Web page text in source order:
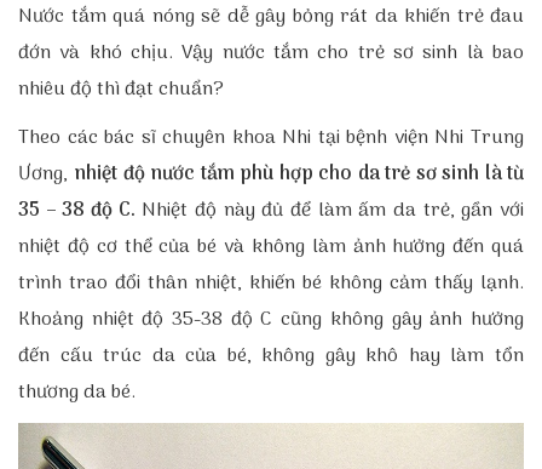
Nước tắm quá nóng sẽ dễ gây bỏng rát da khiến trẻ đau
đớn và khó chịu. Vậy nước tắm cho trẻ sơ sinh là bao
nhiêu độ thì đạt chuẩn?
Theo các bác sĩ chuyên khoa Nhi tại bệnh viện Nhi Trung
Ương, nhiệt độ nước tắm phù hợp cho da trẻ sơ sinh là từ
35 – 38 độ C. Nhiệt độ này đủ để làm ấm da trẻ, gần với
nhiệt độ cơ thể của bé và không làm ảnh hưởng đến quá
trình trao đổi thân nhiệt, khiến bé không cảm thấy lạnh.
Khoảng nhiệt độ 35-38 độ C cũng không gây ảnh hưởng
đến cấu trúc da của bé, không gây khô hay làm tổn
thương da bé.